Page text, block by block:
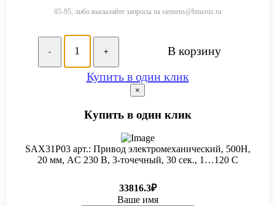
05-95, либо высылайте запросы на siemens@bmsrus.ru
- +
В корзину
Купить в один клик
×
Купить в один клик
SAX31P03 арт.: Привод электромеханический, 500Н,
20 мм, AC 230 В, 3-точечный, 30 сек., 1…120 C
33816.3₽
Ваше имя